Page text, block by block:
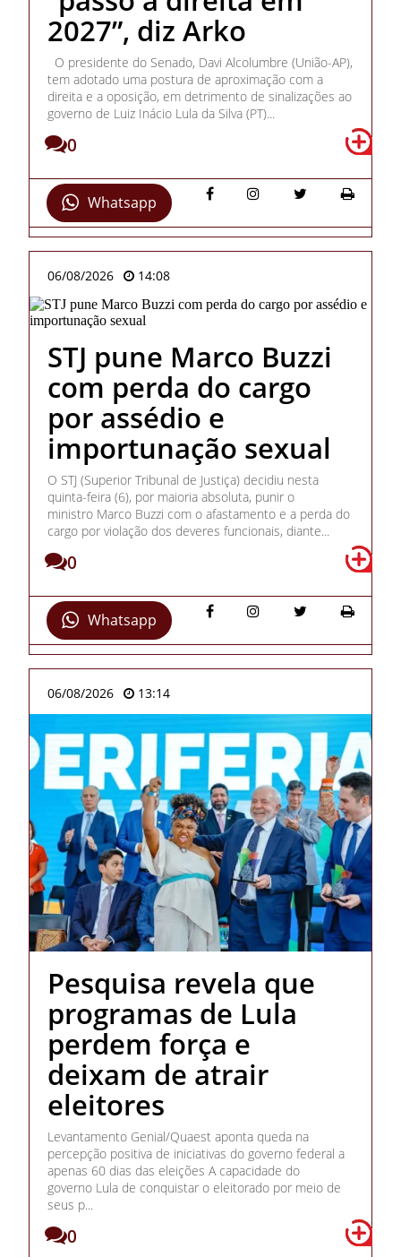
2027”, diz Arko
O presidente do Senado, Davi Alcolumbre (União-AP),
tem adotado uma postura de aproximação com a
direita e a oposição, em detrimento de sinalizações ao
governo de Luiz Inácio Lula da Silva (PT)...
0
Whatsapp
06/08/2026 14:08
STJ pune Marco Buzzi
com perda do cargo
por assédio e
importunação sexual
O STJ (Superior Tribunal de Justiça) decidiu nesta
quinta-feira (6), por maioria absoluta, punir o
ministro Marco Buzzi com o afastamento e a perda do
cargo por violação dos deveres funcionais, diante...
0
Whatsapp
06/08/2026 13:14
Pesquisa revela que
programas de Lula
perdem força e
deixam de atrair
eleitores
Levantamento Genial/Quaest aponta queda na
percepção positiva de iniciativas do governo federal a
apenas 60 dias das eleições A capacidade do
governo Lula de conquistar o eleitorado por meio de
seus p...
0